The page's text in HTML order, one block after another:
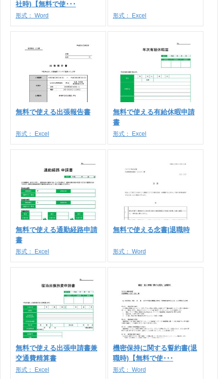
社時)【無料で使･･･
形式： Word 形式： Excel
無料で使える出張報告書
形式： Excel
無料で使える有給休暇申請
書
形式： Excel
無料で使える通勤経路申請
書
形式： Excel
無料で使える念書|退職時
形式： Word
無料で使える出張申請書兼
交通費精算書
形式： Excel
機密保持に関する誓約書(退
職時)【無料で使･･･
形式： Word